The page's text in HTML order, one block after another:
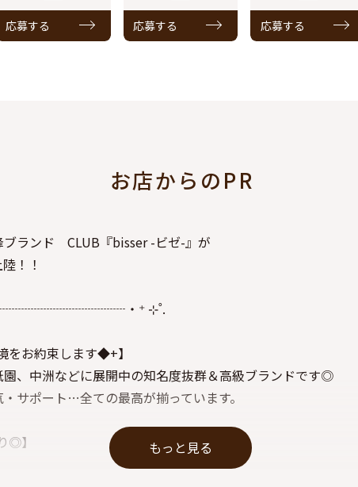
応募する 応募する 応募する
お店からのPR
ブランド CLUB『bisser -ビゼ-』が
！！
⊹˚.
をお約束します◆+】
園、中洲などに展開中の知名度抜群＆高級ブランドです◎
サポート…全ての最高が揃っています。
◎】
もっと見る